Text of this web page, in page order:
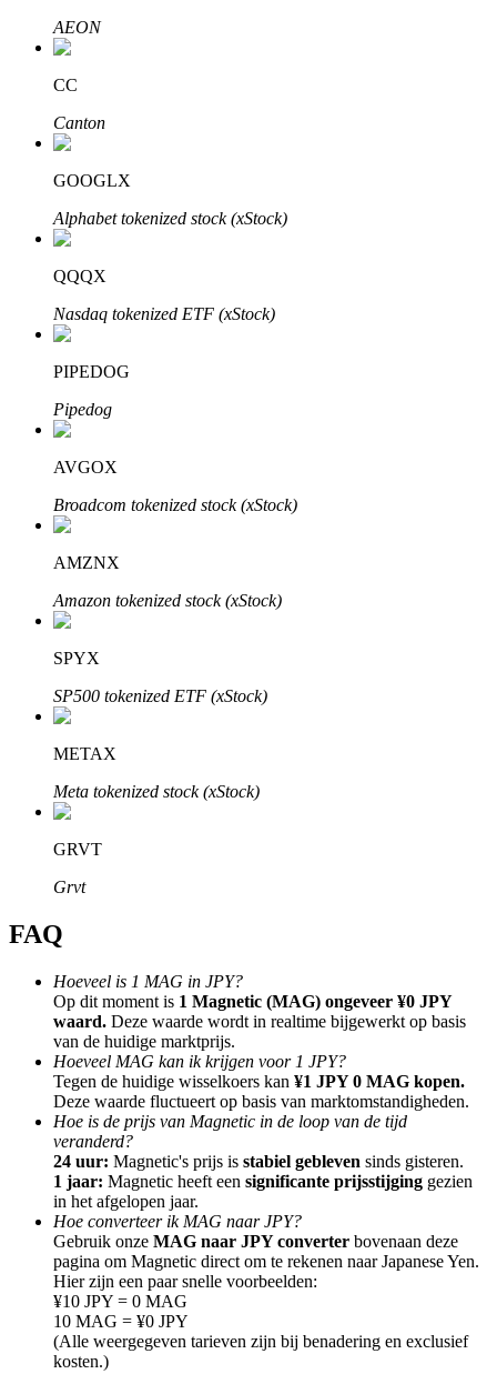
Grijp langetermijnwinst en flexibele belangen
Leer staken
Meer informatie over het verdienen van passief inkomen
Bitrue
Bitrue-partners
Bitrue Affiliates
Tot 65% commissies!
Doorverwijzing
Nodig een vriend uit om contante beloningen te ontvangen
BTC Welcome Rewards
AEON
CC
Canton
GOOGLX
Alphabet tokenized stock (xStock)
QQQX
Nasdaq tokenized ETF (xStock)
PIPEDOG
Pipedog
AVGOX
Broadcom tokenized stock (xStock)
AMZNX
Amazon tokenized stock (xStock)
SPYX
SP500 tokenized ETF (xStock)
METAX
Meta tokenized stock (xStock)
GRVT
Grvt
FAQ
Hoeveel is 1 MAG in JPY?
Op dit moment is 1 Magnetic (MAG) ongeveer ¥0 JPY
waard. Deze waarde wordt in realtime bijgewerkt op basis
van de huidige marktprijs.
Hoeveel MAG kan ik krijgen voor 1 JPY?
Tegen de huidige wisselkoers kan ¥1 JPY 0 MAG kopen.
Deze waarde fluctueert op basis van marktomstandigheden.
Hoe is de prijs van Magnetic in de loop van de tijd
veranderd?
24 uur: Magnetic's prijs is stabiel gebleven sinds gisteren.
1 jaar: Magnetic heeft een significante prijsstijging gezien
in het afgelopen jaar.
Hoe converteer ik MAG naar JPY?
Gebruik onze MAG naar JPY converter bovenaan deze
pagina om Magnetic direct om te rekenen naar Japanese Yen.
Hier zijn een paar snelle voorbeelden:
¥10 JPY = 0 MAG
10 MAG = ¥0 JPY
(Alle weergegeven tarieven zijn bij benadering en exclusief
kosten.)